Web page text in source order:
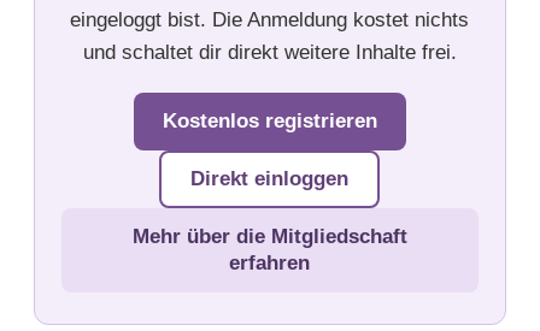
eingeloggt bist. Die Anmeldung kostet nichts
und schaltet dir direkt weitere Inhalte frei.
Kostenlos registrieren
Direkt einloggen
Mehr über die Mitgliedschaft
erfahren